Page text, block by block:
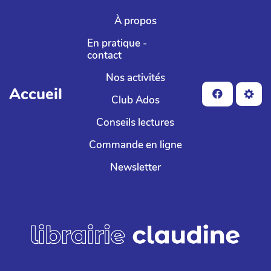
Aller au contenu principal
Accueil
À propos
En pratique -
contact
Nos activités
Club Ados
Conseils lectures
Commande en ligne
Newsletter